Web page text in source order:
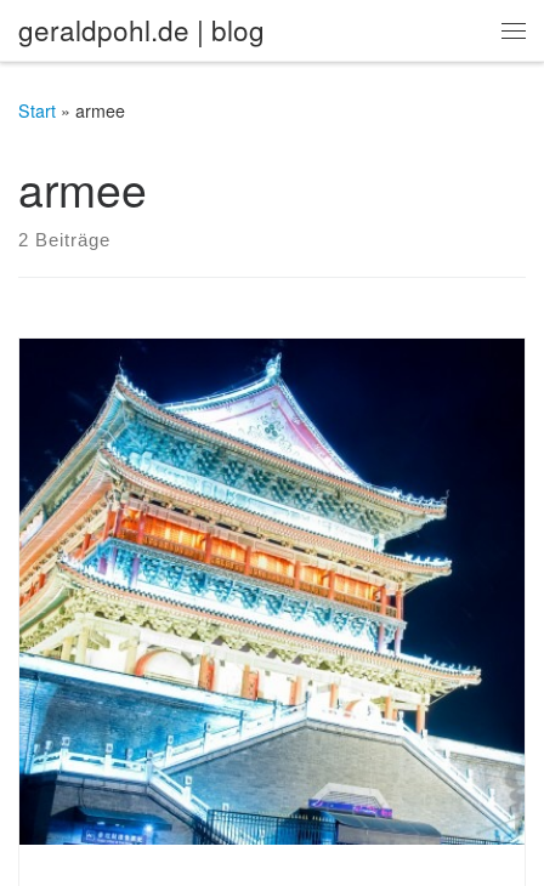
Zum Inhalt springen
geraldpohl.de | blog
Start » armee
armee
2 Beiträge